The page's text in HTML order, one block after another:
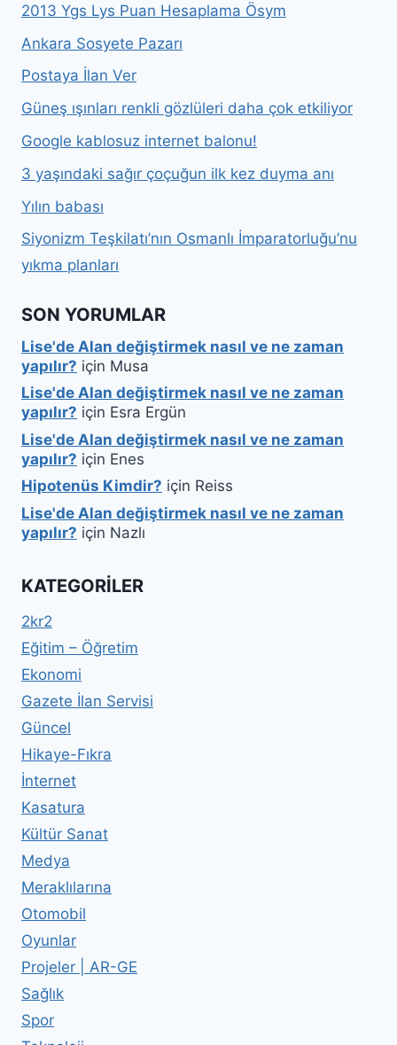
2013 Ygs Lys Puan Hesaplama Ösym
Ankara Sosyete Pazarı
Postaya İlan Ver
Güneş ışınları renkli gözlüleri daha çok etkiliyor
Google kablosuz internet balonu!
3 yaşındaki sağır çoçuğun ilk kez duyma anı
Yılın babası
Siyonizm Teşkilatı’nın Osmanlı İmparatorluğu’nu
yıkma planları
SON YORUMLAR
Lise'de Alan değiştirmek nasıl ve ne zaman
yapılır? için Musa
Lise'de Alan değiştirmek nasıl ve ne zaman
yapılır? için Esra Ergün
Lise'de Alan değiştirmek nasıl ve ne zaman
yapılır? için Enes
Hipotenüs Kimdir? için Reiss
Lise'de Alan değiştirmek nasıl ve ne zaman
yapılır? için Nazlı
KATEGORILER
2kr2
Eğitim – Öğretim
Ekonomi
Gazete İlan Servisi
Güncel
Hikaye-Fıkra
İnternet
Kasatura
Kültür Sanat
Medya
Meraklılarına
Otomobil
Oyunlar
Projeler | AR-GE
Sağlık
Spor